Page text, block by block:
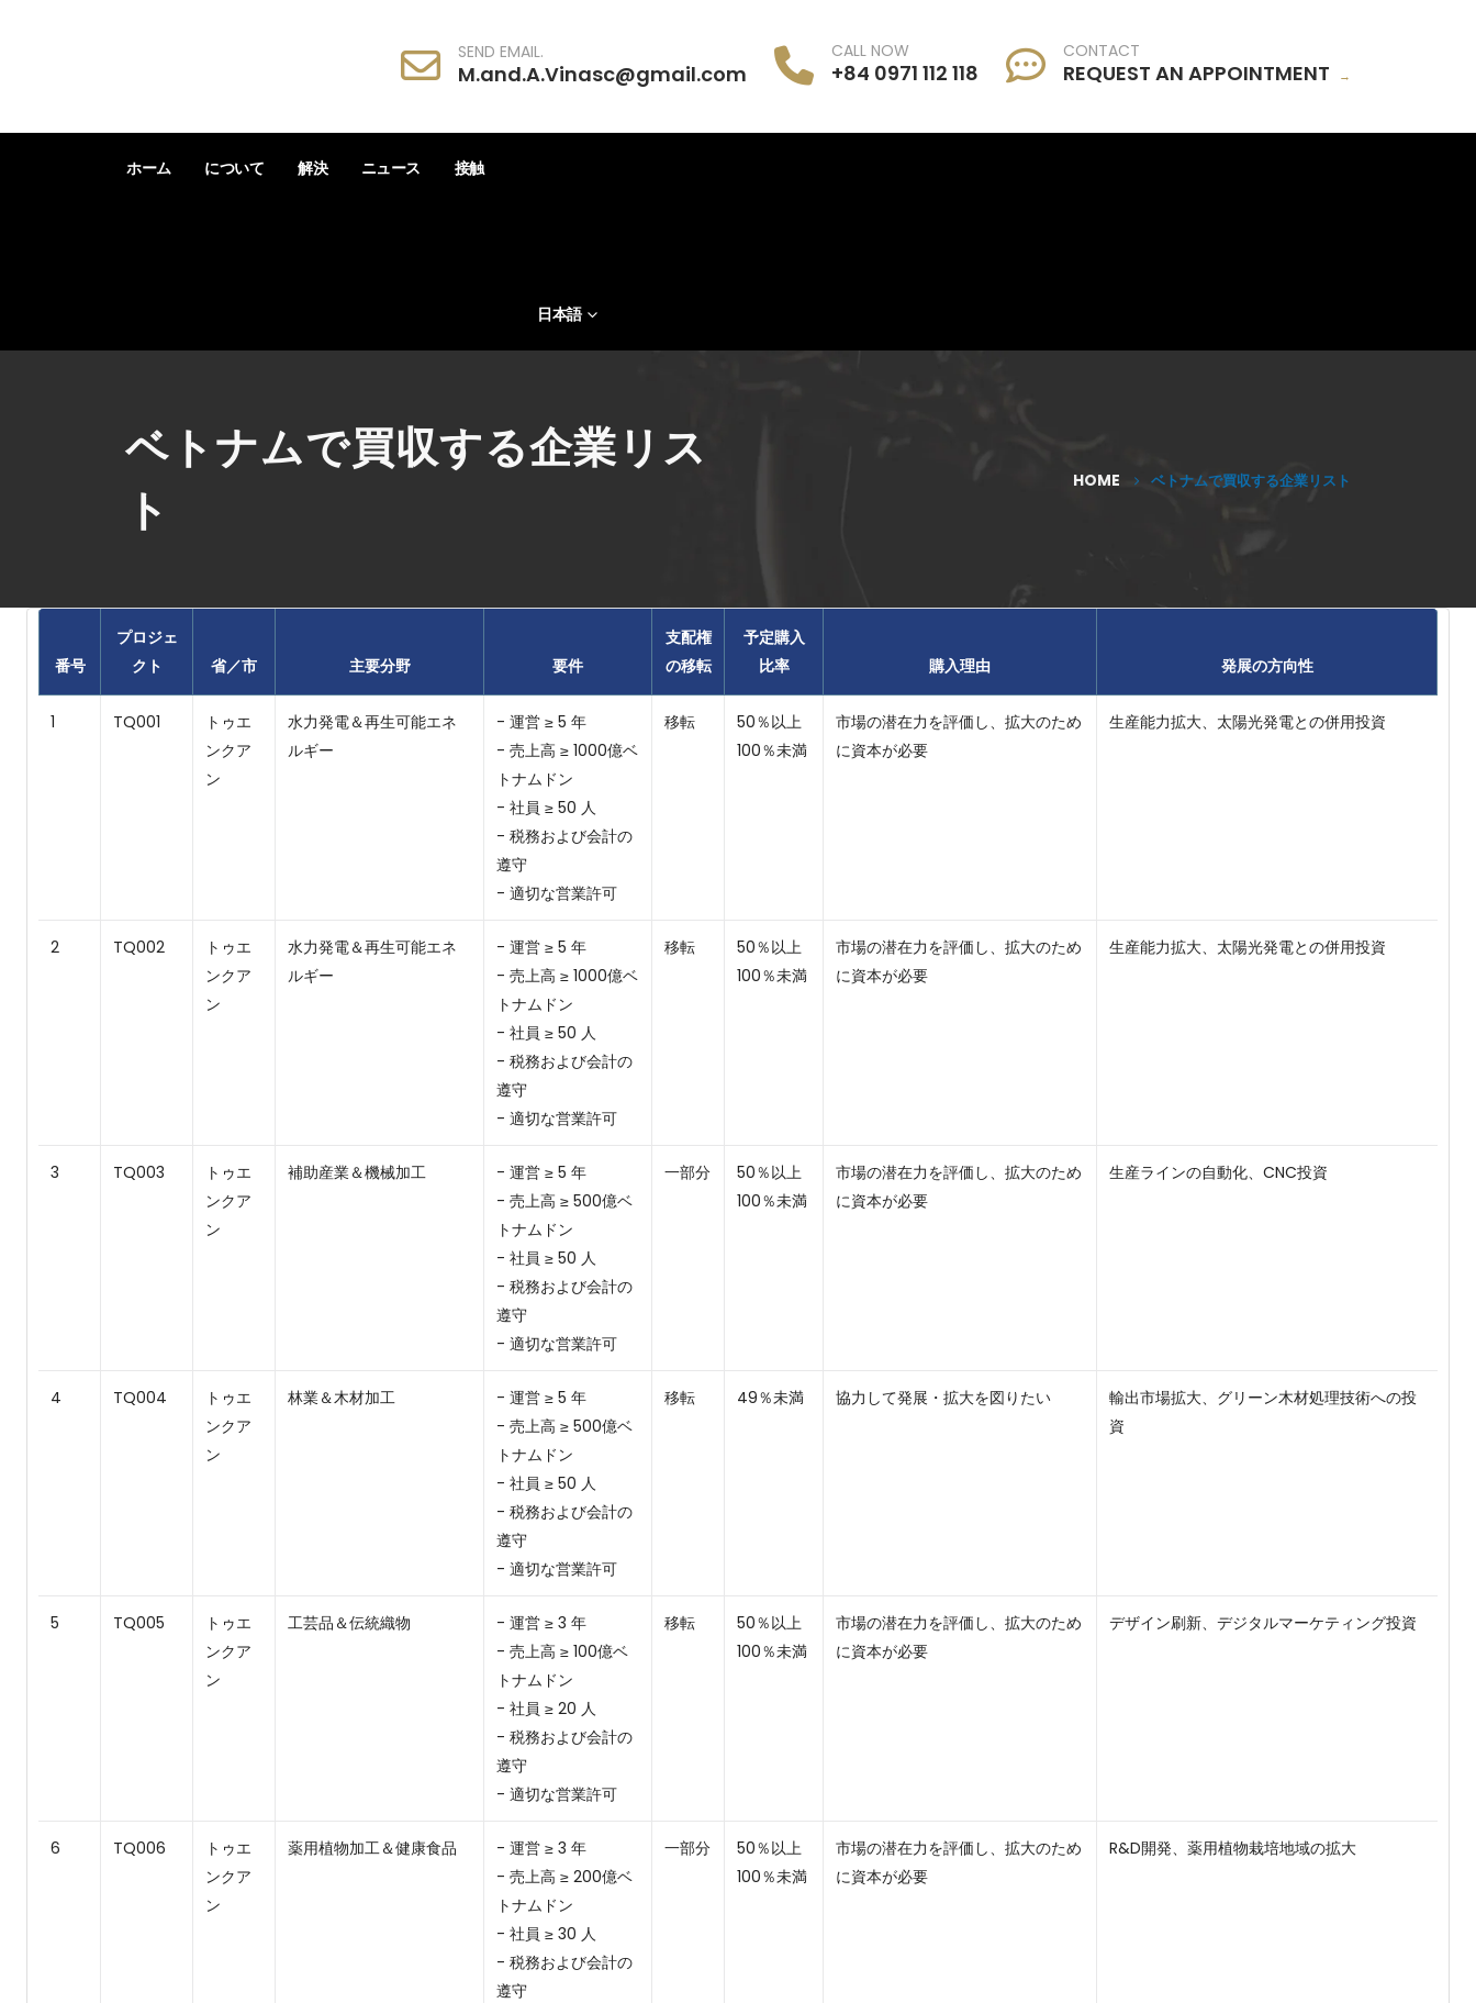
SEND EMAIL.
M.and.A.Vinasc@gmail.com
CALL NOW
+84 0971 112 118
CONTACT
REQUEST AN APPOINTMENT →
ホーム について 解決 ニュース 接触
日本語
ベトナムで買収する企業リス
ト
HOME ベトナムで買収する企業リスト
番号
プロジェ
クト
省／市 主要分野 要件
支配権
の移転
予定購入
比率
購入理由 発展の方向性
1 TQ001
トゥエ
ンクア
ン
水力発電＆再生可能エネ
ルギー
- 運営 ≥ 5 年
- 売上高 ≥ 1000億ベ
トナムドン
- 社員 ≥ 50 人
- 税務および会計の
遵守
- 適切な営業許可
移転
50％以上
100％未満
市場の潜在力を評価し、拡大のため
に資本が必要
生産能力拡大、太陽光発電との併用投資
2 TQ002
トゥエ
ンクア
ン
水力発電＆再生可能エネ
ルギー
- 運営 ≥ 5 年
- 売上高 ≥ 1000億ベ
トナムドン
- 社員 ≥ 50 人
- 税務および会計の
遵守
- 適切な営業許可
移転
50％以上
100％未満
市場の潜在力を評価し、拡大のため
に資本が必要
生産能力拡大、太陽光発電との併用投資
3 TQ003
トゥエ
ンクア
ン
補助産業＆機械加工
- 運営 ≥ 5 年
- 売上高 ≥ 500億ベ
トナムドン
- 社員 ≥ 50 人
- 税務および会計の
遵守
- 適切な営業許可
一部分
50％以上
100％未満
市場の潜在力を評価し、拡大のため
に資本が必要
生産ラインの自動化、CNC投資
4 TQ004
トゥエ
ンクア
ン
林業＆木材加工
- 運営 ≥ 5 年
- 売上高 ≥ 500億ベ
トナムドン
- 社員 ≥ 50 人
- 税務および会計の
遵守
- 適切な営業許可
移転 49％未満 協力して発展・拡大を図りたい
輸出市場拡大、グリーン木材処理技術への投
資
5 TQ005
トゥエ
ンクア
ン
工芸品＆伝統織物
- 運営 ≥ 3 年
- 売上高 ≥ 100億ベ
トナムドン
- 社員 ≥ 20 人
- 税務および会計の
遵守
- 適切な営業許可
移転
50％以上
100％未満
市場の潜在力を評価し、拡大のため
に資本が必要
デザイン刷新、デジタルマーケティング投資
6 TQ006
トゥエ
ンクア
ン
薬用植物加工＆健康食品
- 運営 ≥ 3 年
- 売上高 ≥ 200億ベ
トナムドン
- 社員 ≥ 30 人
- 税務および会計の
遵守
一部分
50％以上
100％未満
市場の潜在力を評価し、拡大のため
に資本が必要
R&D開発、薬用植物栽培地域の拡大